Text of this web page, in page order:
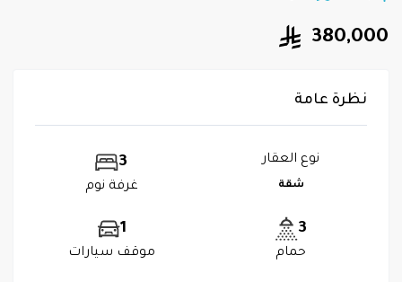
380,000
نظرة عامة
نوع العقار
شقة
3
غرفة نوم
3
حمام
1
موقف سيارات